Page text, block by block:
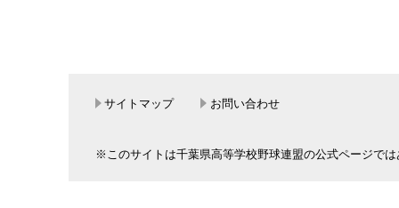
サイトマップ お問い合わせ
※このサイトは千葉県高等学校野球連盟の公式ページで